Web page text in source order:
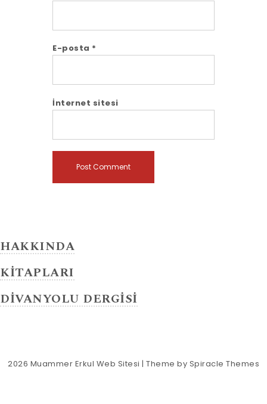
E-posta *
İnternet sitesi
HAKKINDA
KİTAPLARI
DİVANYOLU DERGİSİ
2026 Muammer Erkul Web Sitesi | Theme by Spiracle Themes